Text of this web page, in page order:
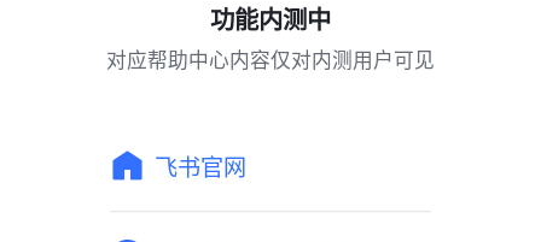
功能内测中
对应帮助中心内容仅对内测用户可见
飞书官网